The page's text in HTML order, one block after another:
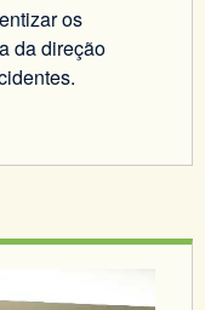
os
da direção